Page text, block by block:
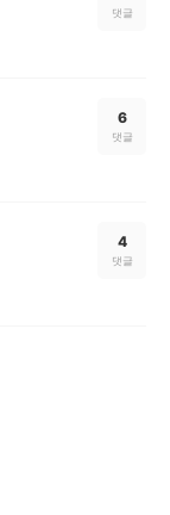
댓글
6
댓글
4
댓글